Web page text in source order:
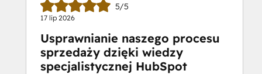
5/5
17 lip 2026
Usprawnianie naszego procesu
sprzedaży dzięki wiedzy
specjalistycznej HubSpot